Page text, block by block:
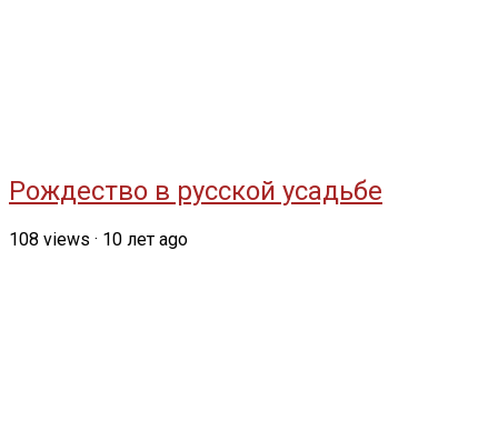
Рождество в русской усадьбе
108 views · 10 лет ago